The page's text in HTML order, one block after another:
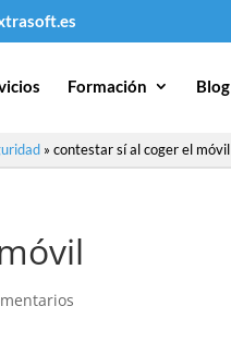
Formación Blog
» contestar sí al coger el móvil